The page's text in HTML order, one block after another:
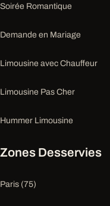
Soirée Romantique
Demande en Mariage
Limousine avec Chauffeur
Limousine Pas Cher
Hummer Limousine
Zones Desservies
Paris (75)